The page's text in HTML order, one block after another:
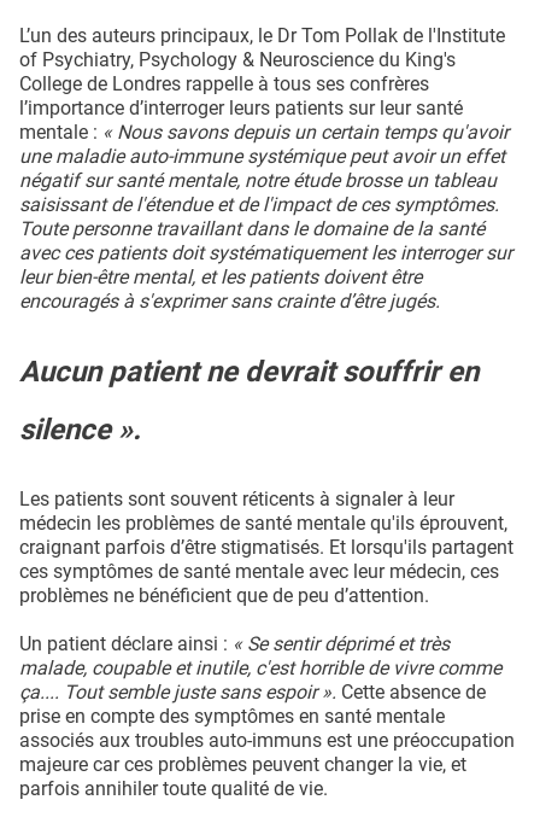
L’un des auteurs principaux, le Dr Tom Pollak de l'Institute
of Psychiatry, Psychology & Neuroscience du King's
College de Londres rappelle à tous ses confrères
l’importance d’interroger leurs patients sur leur santé
mentale : « Nous savons depuis un certain temps qu'avoir
une maladie auto-immune systémique peut avoir un effet
négatif sur santé mentale, notre étude brosse un tableau
saisissant de l'étendue et de l'impact de ces symptômes.
Toute personne travaillant dans le domaine de la santé
avec ces patients doit systématiquement les interroger sur
leur bien-être mental, et les patients doivent être
encouragés à s'exprimer sans crainte d’être jugés.
Aucun patient ne devrait souffrir en
silence ».
Les patients sont souvent réticents à signaler à leur
médecin les problèmes de santé mentale qu'ils éprouvent,
craignant parfois d’être stigmatisés. Et lorsqu'ils partagent
ces symptômes de santé mentale avec leur médecin, ces
problèmes ne bénéficient que de peu d’attention.
Un patient déclare ainsi : « Se sentir déprimé et très
malade, coupable et inutile, c'est horrible de vivre comme
ça.... Tout semble juste sans espoir ». Cette absence de
prise en compte des symptômes en santé mentale
associés aux troubles auto-immuns est une préoccupation
majeure car ces problèmes peuvent changer la vie, et
parfois annihiler toute qualité de vie.